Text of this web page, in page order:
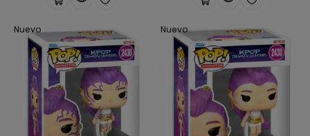
Nuevo Nuevo